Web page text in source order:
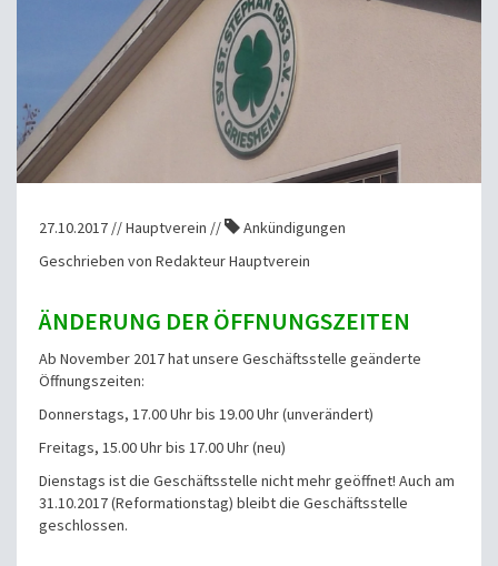
27.10.2017 // Hauptverein //
Ankündigungen
Geschrieben von Redakteur Hauptverein
ÄNDERUNG DER ÖFFNUNGSZEITEN
Ab November 2017 hat unsere Geschäftsstelle geänderte
Öffnungszeiten:
Donnerstags, 17.00 Uhr bis 19.00 Uhr (unverändert)
Freitags, 15.00 Uhr bis 17.00 Uhr (neu)
Dienstags ist die Geschäftsstelle nicht mehr geöffnet! Auch am
31.10.2017 (Reformationstag) bleibt die Geschäftsstelle
geschlossen.